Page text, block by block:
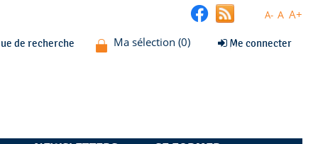
A- A A+
de recherche Me connecter